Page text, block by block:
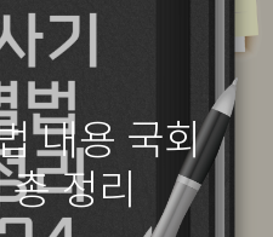
내용 국회
정리